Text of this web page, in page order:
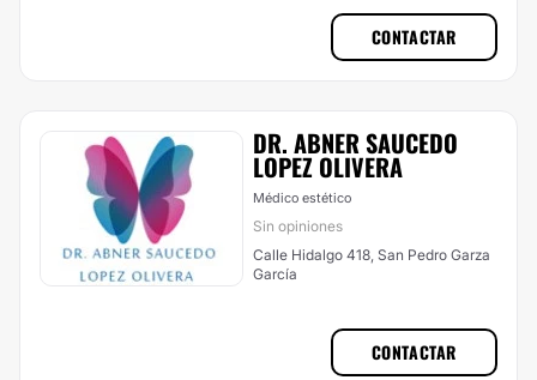
CONTACTAR
DR. ABNER SAUCEDO
LOPEZ OLIVERA
Médico estético
Sin opiniones
Calle Hidalgo 418, San Pedro Garza
García
CONTACTAR